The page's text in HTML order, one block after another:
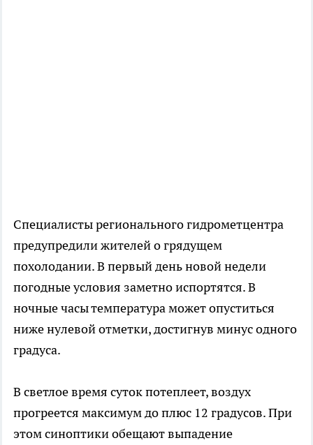
Специалисты регионального гидрометцентра
предупредили жителей о грядущем
похолодании. В первый день новой недели
погодные условия заметно испортятся. В
ночные часы температура может опуститься
ниже нулевой отметки, достигнув минус одного
градуса.
В светлое время суток потеплеет, воздух
прогреется максимум до плюс 12 градусов. При
этом синоптики обещают выпадение